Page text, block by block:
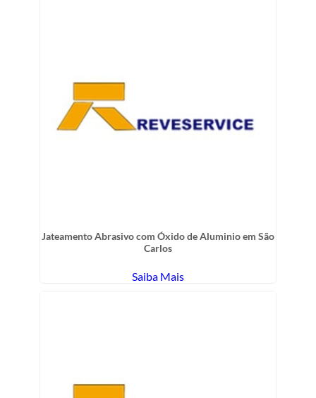
Jateamento Abrasivo com Óxido de Aluminio em São
Carlos
Saiba Mais